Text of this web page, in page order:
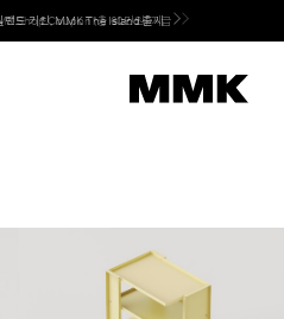
Shop Coupon (총 60만원) 지급